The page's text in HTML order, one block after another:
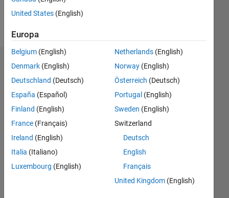
Sponsorizzazioni
login
to
endorse
person
in a
United States (English)
Europa
Belgium (English)
Denmark (English)
Deutschland (Deutsch)
España (Español)
Finland (English)
France (Français)
Ireland (English)
Italia (Italiano)
Luxembourg (English)
Netherlands(English)
Norway(English)
Österreich (Deutsch)
Portugal (English)
Sweden (English)
Switzerland
Deutsch
English
Français
United Kingdom(English)